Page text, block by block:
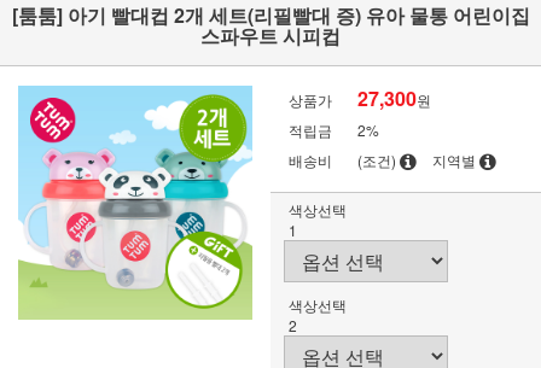
[툼툼] 아기 빨대컵 2개 세트(리필빨대 증) 유아 물통 어린이집
스파우트 시피컵
상품가 27,300원
적립금
2%
배송비
(조건) 지역별
색상선택
1
색상선택
2